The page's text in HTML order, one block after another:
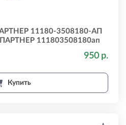
11180-3508180-АП
111803508180ап
950 р.
Купить